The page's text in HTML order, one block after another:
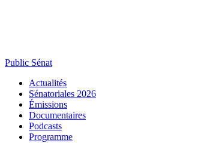
Public Sénat
Actualités
Sénatoriales 2026
Émissions
Documentaires
Podcasts
Programme